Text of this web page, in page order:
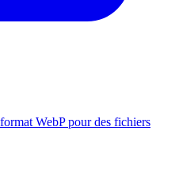
WebP pour des fichiers